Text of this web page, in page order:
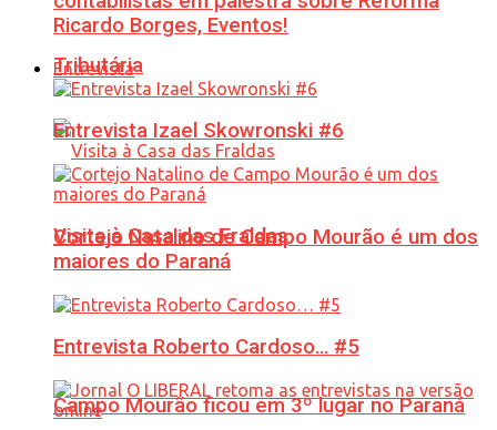
Tributária
Visita à Casa das Fraldas
Campo Mourão ficou em 3º lugar no Paraná
Ricardo Borges, Eventos!
Entrevista
Entrevista Izael Skowronski #6
Cortejo Natalino de Campo Mourão é um dos
maiores do Paraná
Entrevista Roberto Cardoso… #5